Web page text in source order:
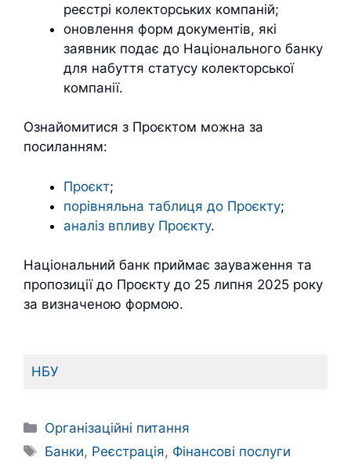
реєстрі колекторських компаній;
оновлення форм документів, які
заявник подає до Національного банку
для набуття статусу колекторської
компанії.
Ознайомитися з Проєктом можна за
посиланням:
Проєкт;
порівняльна таблиця до Проєкту;
аналіз впливу Проєкту.
Національний банк приймає зауваження та
пропозиції до Проєкту до 25 липня 2025 року
за визначеною формою.
НБУ
Категорії
Організаційні питання
Позначки
Банки, Реєстрація, Фінансові послуги